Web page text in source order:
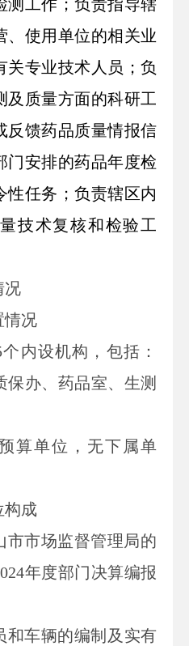
测工作；负责指导辖
、使用单位的相关业
关专业技术人员；负
及质量方面的科研工
反馈药品质量情报信
门安排的药品年度检
性任务；负责辖区内
技术复核和检验工
况
情况
内设机构，包括：
保办、药品室、生测
算单位，无下属单
构成
市市场监督管理局的
年度部门决算编报
和车辆的编制及实有